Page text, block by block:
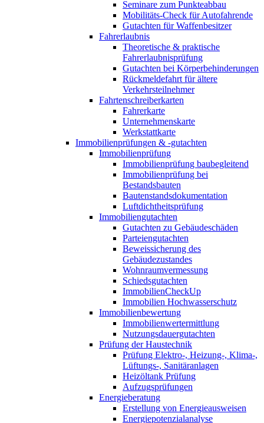
Seminare zum Punkteabbau
Mobilitäts-Check für Autofahrende
Gutachten für Waffenbesitzer
Fahrerlaubnis
Theoretische & praktische
Fahrerlaubnisprüfung
Gutachten bei Körperbehinderungen
Rückmeldefahrt für ältere
Verkehrsteilnehmer
Fahrtenschreiberkarten
Fahrerkarte
Unternehmenskarte
Werkstattkarte
Immobilienprüfungen & -gutachten
Immobilienprüfung
Immobilienprüfung baubegleitend
Immobilienprüfung bei
Bestandsbauten
Bautenstandsdokumentation
Luftdichtheitsprüfung
Immobiliengutachten
Gutachten zu Gebäudeschäden
Parteiengutachten
Beweissicherung des
Gebäudezustandes
Wohnraumvermessung
Schiedsgutachten
ImmobilienCheckUp
Immobilien Hochwasserschutz
Immobilienbewertung
Immobilienwertermittlung
Nutzungsdauergutachten
Prüfung der Haustechnik
Prüfung Elektro-, Heizung-, Klima-,
Lüftungs-, Sanitäranlagen
Heizöltank Prüfung
Aufzugsprüfungen
Energieberatung
Erstellung von Energieausweisen
Energiepotenzialanalyse